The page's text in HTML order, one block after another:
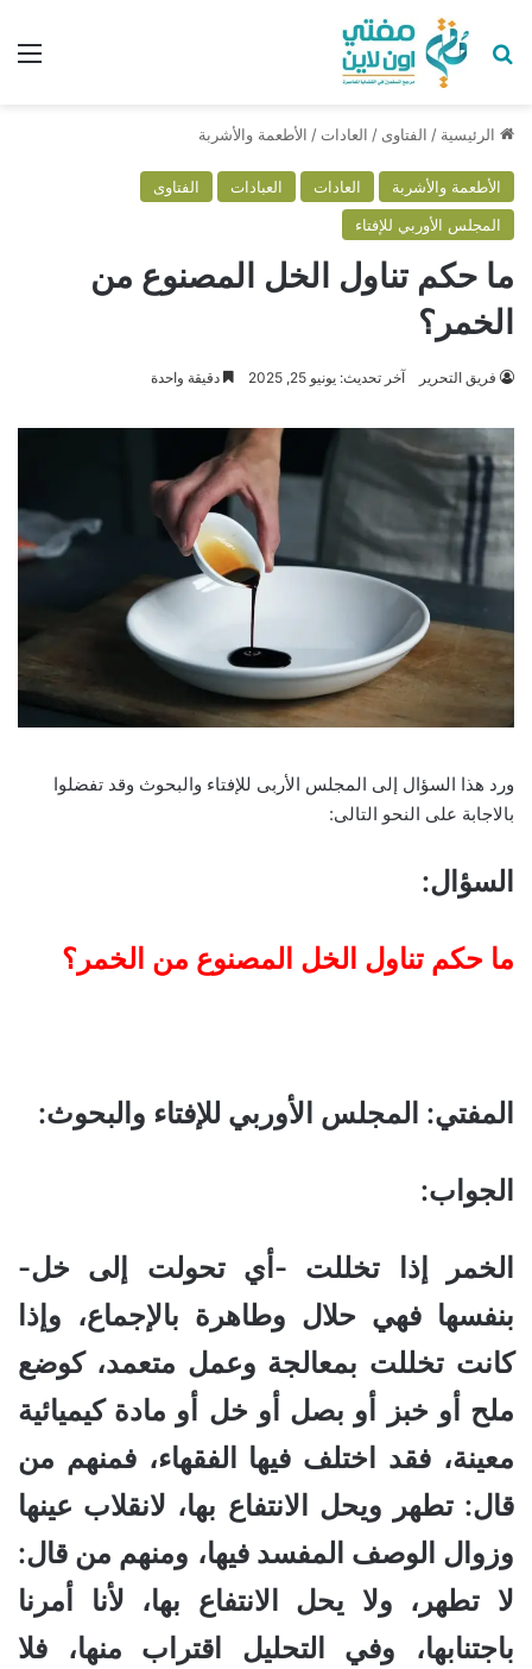
بحث عن
الرئيسية / الفتاوى / العادات / الأطعمة والأشربة
الأطعمة والأشربة العادات العبادات
الفتاوى
المجلس الأوربي للإفتاء
ما حكم تناول الخل المصنوع من
الخمر؟
فريق التحرير آخر تحديث: يونيو 25, 2025 دقيقة واحدة
ورد هذا السؤال إلى المجلس الأربى للإفتاء والبحوث وقد تفضلوا
بالاجابة على النحو التالى:
السؤال:
ما حكم تناول الخل المصنوع من الخمر؟
المفتي: المجلس الأوربي للإفتاء والبحوث:
الجواب:
الخمر إذا تخللت -أي تحولت إلى خل-
بنفسها فهي حلال وطاهرة بالإجماع، وإذا
كانت تخللت بمعالجة وعمل متعمد، كوضع
ملح أو خبز أو بصل أو خل أو مادة كيميائية
معينة، فقد اختلف فيها الفقهاء، فمنهم من
قال: تطهر ويحل الانتفاع بها، لانقلاب عينها
وزوال الوصف المفسد فيها، ومنهم من قال:
لا تطهر، ولا يحل الانتفاع بها، لأنا أمرنا
باجتنابها، وفي التحليل اقتراب منها، فلا